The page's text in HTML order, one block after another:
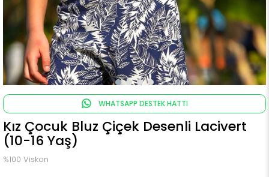
WHATSAPP DESTEK HATTI
Kız Çocuk Bluz Çiçek Desenli Lacivert
(10-16 Yaş)
%100 Viskon